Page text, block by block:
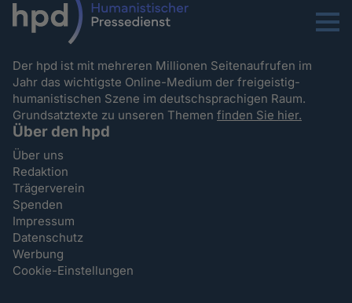
Menu
Der hpd ist mit mehreren Millionen Seitenaufrufen im
Jahr das wichtigste Online-Medium der freigeistig-
humanistischen Szene im deutschsprachigen Raum.
Grundsatztexte zu unseren Themenfinden Sie hier.
Über den hpd
Über uns
Redaktion
Trägerverein
Spenden
Impressum
Datenschutz
Werbung
Cookie-Einstellungen